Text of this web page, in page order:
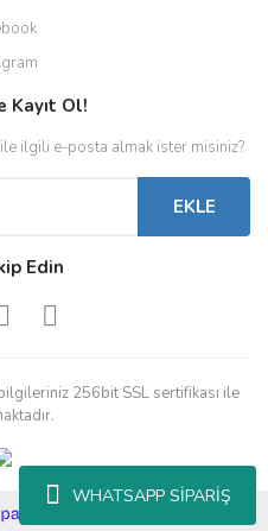
WHATSAPP SİPARİŞ
Kayıt Ol!
ilgili e-posta almak ister misiniz?
EKLE
Edin
256bit SSL sertifikası ile